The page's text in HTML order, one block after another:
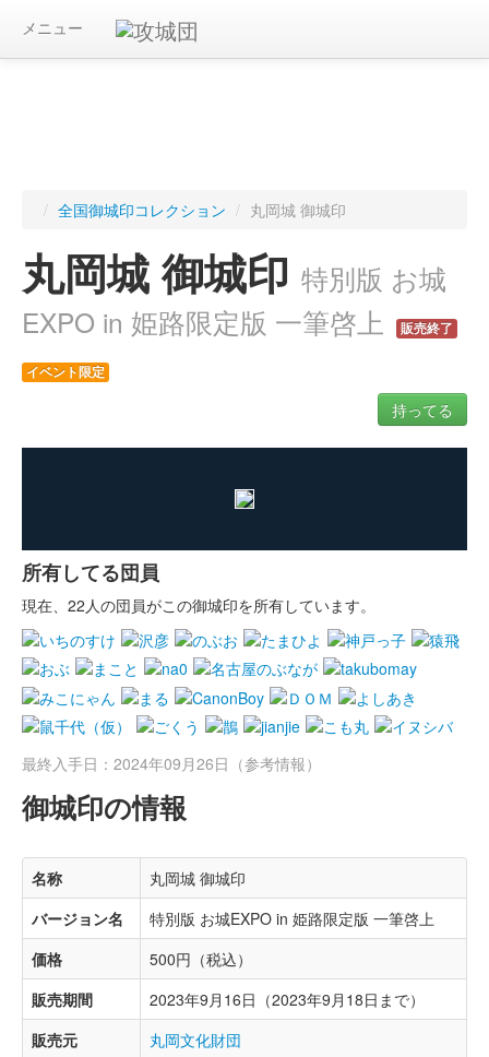
メニュー
/ 全国御城印コレクション / 丸岡城 御城印
丸岡城 御城印 特別版 お城
EXPO in 姫路限定版 一筆啓上
販売終了
イベント限定
持ってる
所有してる団員
現在、22人の団員がこの御城印を所有しています。
最終入手日：2024年09月26日（参考情報）
御城印の情報
名称
丸岡城 御城印
バージョン名
特別版 お城EXPO in 姫路限定版 一筆啓上
価格
500円（税込）
販売期間
2023年9月16日（2023年9月18日まで）
販売元
丸岡文化財団